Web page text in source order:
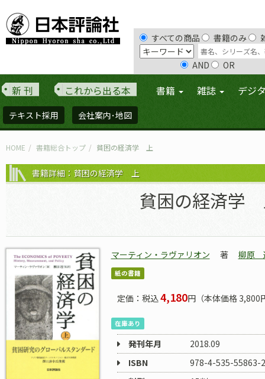
すべての商品 書籍のみ
AND OR
新 刊 これから出る本 書籍 雑誌 デジ
テキスト採用 会社案内･地図
HOME 書籍総合トップ 貧困の経済学 上
書籍詳細：貧困の経済学 上
貧困の経済学
マーティン・ラヴァリオン 著 柳原
紙の書籍
定価：税込4,180円（本体価格 3,800
在庫あり
発刊年月
2018.09
ISBN
978-4-535-55863-2